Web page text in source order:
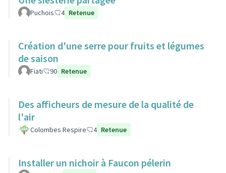
Puchois 4 Retenue
Création d'une serre pour fruits et légumes
de saison
Fiati 90 Retenue
Des afficheurs de mesure de la qualité de
l'air
Colombes Respire 4 Retenue
Installer un nichoir à Faucon pélerin